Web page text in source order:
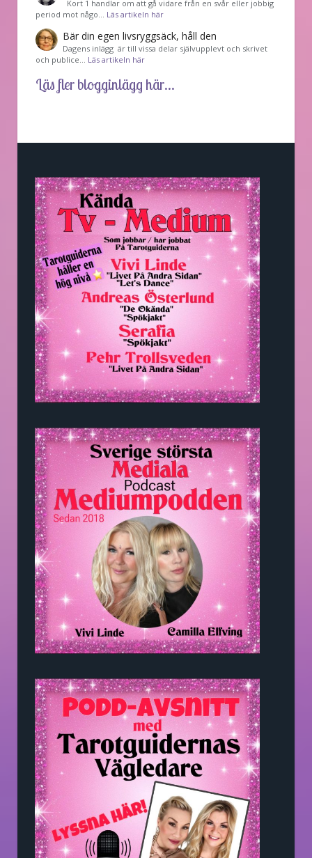
Kort 1 handlar om att gå vidare från en svår eller jobbig
period mot någo… Läs artikeln här
Bär din egen livsryggsäck, håll den
Dagens inlägg är till vissa delar självupplevt och skrivet
och publice… Läs artikeln här
Läs fler blogginlägg här...